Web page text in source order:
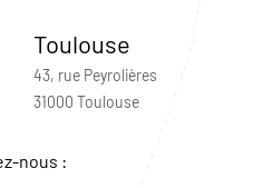
Toulouse
43, rue Peyrolières
31000 Toulouse
nous :